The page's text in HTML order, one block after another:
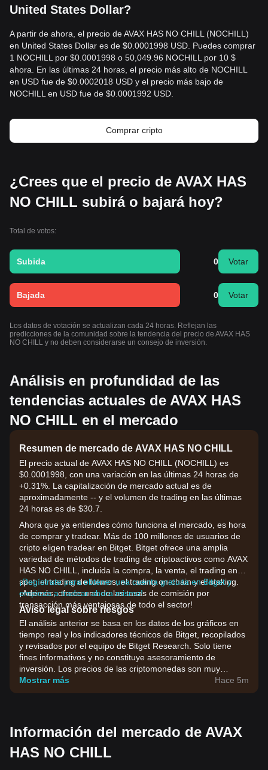
United States Dollar?
A partir de ahora, el precio de AVAX HAS NO CHILL (NOCHILL)
en United States Dollar es de $0.0001998 USD. Puedes comprar
1 NOCHILL por $0.0001998 o 50,049.96 NOCHILL por 10 $
ahora. En las últimas 24 horas, el precio más alto de NOCHILL
en USD fue de $0.0002018 USD y el precio más bajo de
NOCHILL en USD fue de $0.0001992 USD.
Comprar cripto
¿Crees que el precio de AVAX HAS
NO CHILL subirá o bajará hoy?
Total de votos:
Subida 0 Votar
Bajada 0 Votar
Los datos de votación se actualizan cada 24 horas. Reflejan las
predicciones de la comunidad sobre la tendencia del precio de AVAX HAS
NO CHILL y no deben considerarse un consejo de inversión.
Análisis en profundidad de las
tendencias actuales de AVAX HAS
NO CHILL en el mercado
Resumen de mercado de AVAX HAS NO CHILL
El precio actual de AVAX HAS NO CHILL (NOCHILL) es
$0.0001998, con una variación en las últimas 24 horas de
+0.31%. La capitalización de mercado actual es de
aproximadamente -- y el volumen de trading en las últimas
24 horas es de $30.7.
Ahora que ya entiendes cómo funciona el mercado, es hora
de comprar y tradear. Más de 100 millones de usuarios de
cripto eligen tradear en Bitget. Bitget ofrece una amplia
variedad de métodos de trading de criptoactivos como AVAX
HAS NO CHILL, incluida la compra, la venta, el trading en
spot, el trading de futuros, el trading on-chain y el staking.
¡Además, ofrece una de las tasas de comisión por
transacción más ventajosas de todo el sector!
¡Regístrate para obtener una cuenta gratuita en Bitget y
empieza a tradear ahora mismo!
Aviso legal sobre riesgos
El análisis anterior se basa en los datos de los gráficos en
tiempo real y los indicadores técnicos de Bitget, recopilados
y revisados por el equipo de Bitget Research. Solo tiene
fines informativos y no constituye asesoramiento de
inversión. Los precios de las criptomonedas son muy
volátiles. Toma tus decisiones de inversión en función de tu
tolerancia al riesgo.
Mostrar más Hace 5m
Información del mercado de AVAX
HAS NO CHILL